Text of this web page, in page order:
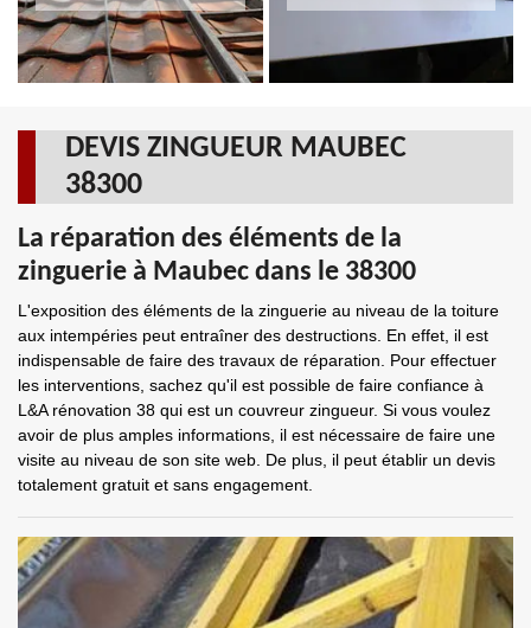
DEVIS ZINGUEUR MAUBEC
38300
La réparation des éléments de la
zinguerie à Maubec dans le 38300
L'exposition des éléments de la zinguerie au niveau de la toiture
aux intempéries peut entraîner des destructions. En effet, il est
indispensable de faire des travaux de réparation. Pour effectuer
les interventions, sachez qu'il est possible de faire confiance à
L&A rénovation 38 qui est un couvreur zingueur. Si vous voulez
avoir de plus amples informations, il est nécessaire de faire une
visite au niveau de son site web. De plus, il peut établir un devis
totalement gratuit et sans engagement.